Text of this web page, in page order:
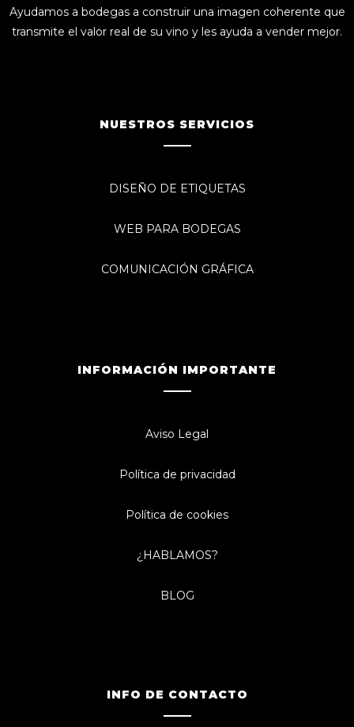
Ayudamos a bodegas a construir una imagen coherente que
transmite el valor real de su vino y les ayuda a vender mejor.
NUESTROS SERVICIOS
DISEÑO DE ETIQUETAS
WEB PARA BODEGAS
COMUNICACIÓN GRÁFICA
INFORMACIÓN IMPORTANTE
Aviso Legal
Política de privacidad
Política de cookies
¿HABLAMOS?
BLOG
INFO DE CONTACTO